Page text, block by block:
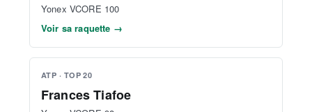
Yonex VCORE 100
Voir sa raquette →
ATP · TOP 20
Frances Tiafoe